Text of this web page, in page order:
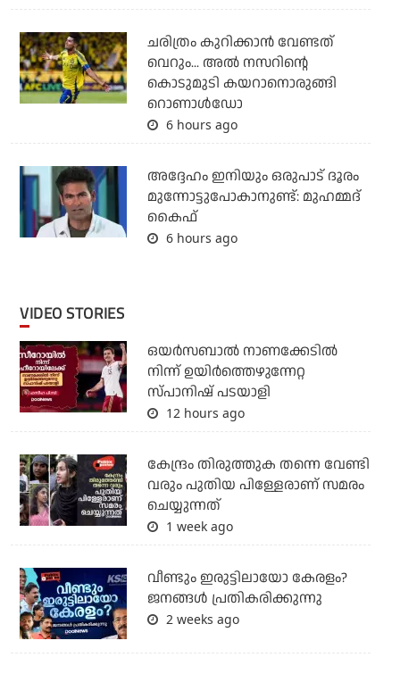
ചരിത്രം കുറിക്കാന്‍ വേണ്ടത്
വെറും... അല്‍ നസറിന്റെ
കൊടുമുടി കയറാനൊരുങ്ങി
റൊണാള്‍ഡോ
6 hours ago
അദ്ദേഹം ഇനിയും ഒരുപാട് ദൂരം
മുന്നോട്ടുപോകാനുണ്ട്: മുഹമ്മദ്
കൈഫ്
6 hours ago
VIDEO STORIES
ഒയര്‍സബാൽ നാണക്കേടിൽ
നിന്ന് ഉയിർത്തെഴുന്നേറ്റ
സ്പാനിഷ് പടയാളി
12 hours ago
കേന്ദ്രം തിരുത്തുക തന്നെ വേണ്ടി
വരും പുതിയ പിള്ളേരാണ് സമരം
ചെയ്യുന്നത്
1 week ago
വീണ്ടും ഇരുട്ടിലായോ കേരളം?
ജനങ്ങൾ പ്രതികരിക്കുന്നു
2 weeks ago